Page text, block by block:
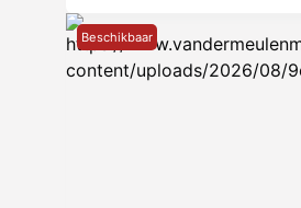
Beschikbaar